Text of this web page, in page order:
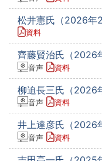
松井憲氏（2026年
資料
齊藤賢治氏（2026
音声 資料
柳迫長三氏（2026
音声 資料
井上達彦氏（2026
音声 資料